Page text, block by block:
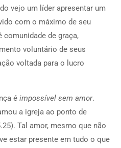
vejo um líder apresentar um
com o máximo de seu
comunidade de graça,
voluntário de seus
voltada para o lucro
é impossível sem amor.
a igreja ao ponto de
Tal amor, mesmo que não
estar presente em tudo o que